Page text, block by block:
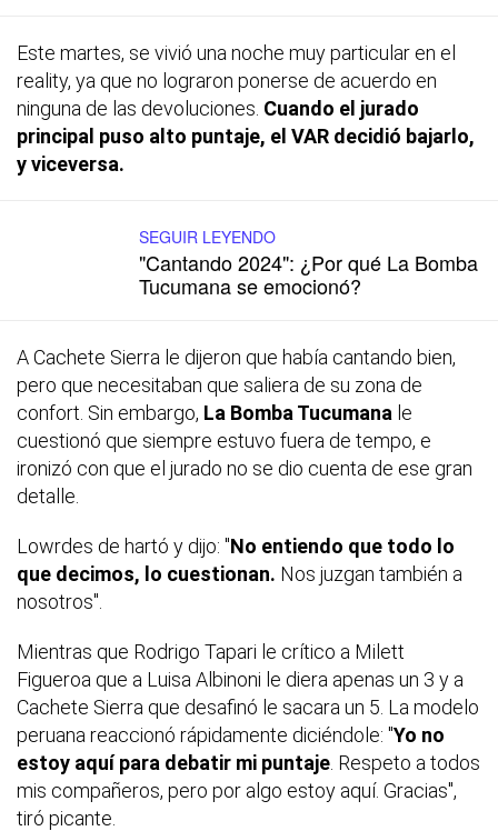
Este martes, se vivió una noche muy particular en el
reality, ya que no lograron ponerse de acuerdo en
ninguna de las devoluciones. Cuando el jurado
principal puso alto puntaje, el VAR decidió bajarlo,
y viceversa.
SEGUIR LEYENDO
"Cantando 2024": ¿Por qué La Bomba
Tucumana se emocionó?
A Cachete Sierra le dijeron que había cantando bien,
pero que necesitaban que saliera de su zona de
confort. Sin embargo, La Bomba Tucumana le
cuestionó que siempre estuvo fuera de tempo, e
ironizó con que el jurado no se dio cuenta de ese gran
detalle.
Lowrdes de hartó y dijo: "No entiendo que todo lo
que decimos, lo cuestionan. Nos juzgan también a
nosotros".
Mientras que Rodrigo Tapari le crítico a Milett
Figueroa que a Luisa Albinoni le diera apenas un 3 y a
Cachete Sierra que desafinó le sacara un 5. La modelo
peruana reaccionó rápidamente diciéndole: "Yo no
estoy aquí para debatir mi puntaje . Respeto a todos
mis compañeros, pero por algo estoy aquí. Gracias",
tiró picante.